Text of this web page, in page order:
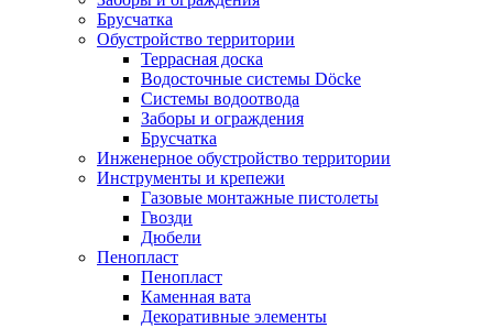
Брусчатка
Обустройство территории
Террасная доска
Водосточные системы Döcke
Системы водоотвода
Заборы и ограждения
Брусчатка
Инженерное обустройство территории
Инструменты и крепежи
Газовые монтажные пистолеты
Гвозди
Дюбели
Пенопласт
Пенопласт
Каменная вата
Декоративные элементы